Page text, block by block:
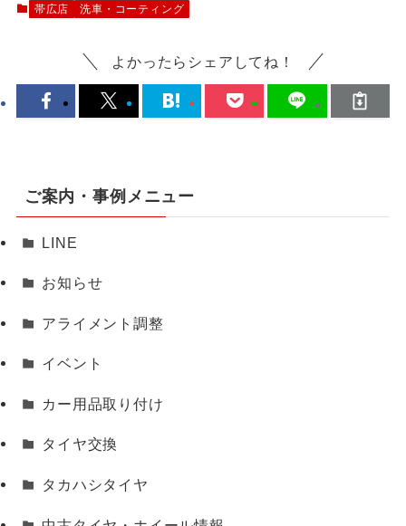
帯広店 洗車・コーティング
よかったらシェアしてね！
ご案内・事例メニュー
LINE
お知らせ
アライメント調整
イベント
カー用品取り付け
タイヤ交換
タカハシタイヤ